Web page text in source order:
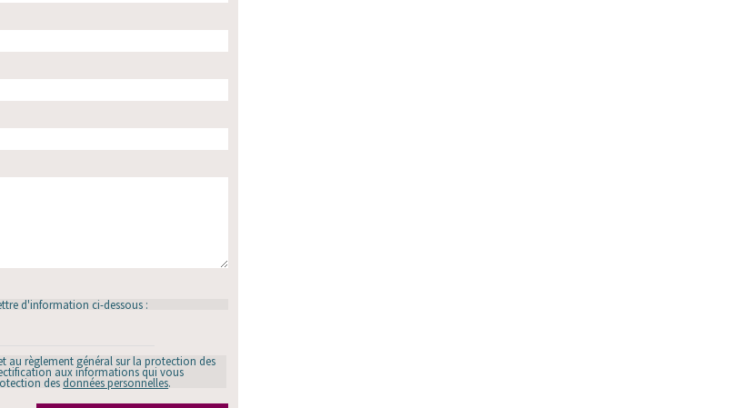
d'information ci-dessous :
au règlement général sur la protection des
aux informations qui vous
des données personnelles.